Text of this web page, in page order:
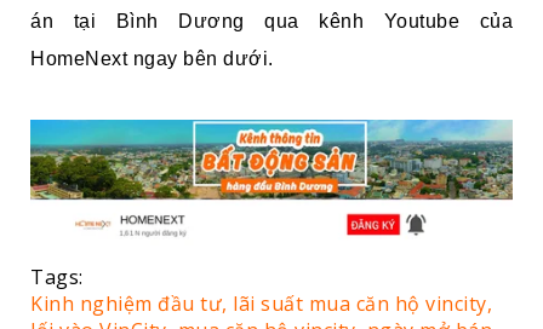
án tại Bình Dương qua kênh Youtube của
HomeNext ngay bên dưới.
Tags:
Kinh nghiệm đầu tư, lãi suất mua căn hộ vincity,